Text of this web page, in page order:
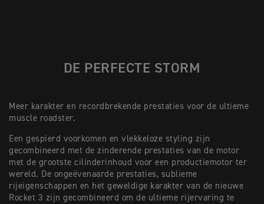
DE PERFECTE STORM
Meer karakter en recordbrekende prestaties voor de ultieme
muscle roadster.
Een gespierd voorkomen en vlekkeloze styling zijn
gecombineerd met de zinderende prestaties van de motor
met de grootste cilinderinhoud voor een productiemotor ter
wereld. De ongeëvenaarde prestaties, sublieme
rijeigenschappen en het geweldige karakter van de nieuwe
Rocket 3 zijn gecombineerd om de ultieme rijervaring te